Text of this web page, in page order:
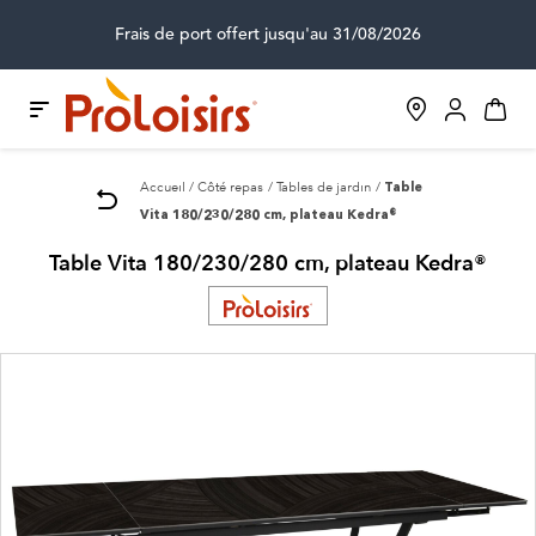
Frais de port offert jusqu'au 31/08/2026
Accueil Côté repas Tables de jardin Table
Vita 180/230/280 cm, plateau Kedra®
Table Vita 180/230/280 cm, plateau Kedra®